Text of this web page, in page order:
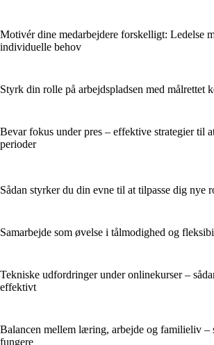
Motivér dine medarbejdere forskelligt: Ledelse
individuelle behov
Styrk din rolle på arbejdspladsen med målrettet
Bevar fokus under pres – effektive strategier til
perioder
Sådan styrker du din evne til at tilpasse dig nye
Samarbejde som øvelse i tålmodighed og
Tekniske udfordringer under onlinekurser –
effektivt
Balancen mellem læring, arbejde og familieliv –
fungere